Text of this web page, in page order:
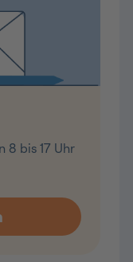
8 bis 17 Uhr